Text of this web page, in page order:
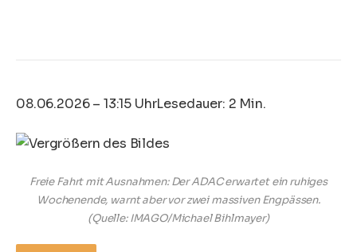
08.06.2026 – 13:15 UhrLesedauer: 2 Min.
Freie Fahrt mit Ausnahmen: Der ADAC erwartet ein ruhiges
Wochenende, warnt aber vor zwei massiven Engpässen.
(Quelle: IMAGO/Michael Bihlmayer)